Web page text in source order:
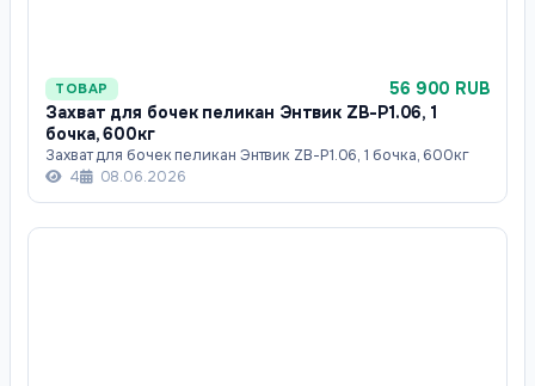
ТОВАР
56 900 RUB
Захват для бочек пеликан Энтвик ZB-P1.06, 1
бочка, 600кг
Захват для бочек пеликан Энтвик ZB-P1.06, 1 бочка, 600кг
4
08.06.2026